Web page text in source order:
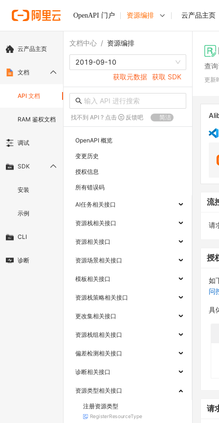
OpenAPI 门户 资源编排 云产品主页
云产品主页
文档
API 文档
RAM 鉴权文档
调试
SDK
安装
示例
CLI
诊断
文档中心 / 资源编排
2019-09-10
获取元数据 获取 SDK
找不到 API ? 点击 反馈吧 简洁
OpenAPI 概览
变更历史
授权信息
所有错误码
AI任务相关接口
资源栈相关接口
资源相关接口
资源场景相关接口
模板相关接口
资源栈策略相关接口
更改集相关接口
资源栈组相关接口
偏差检测相关接口
诊断相关接口
资源类型相关接口
注册资源类型
RegisterResourceType
查
更新
流
请
授
如
问
具
请